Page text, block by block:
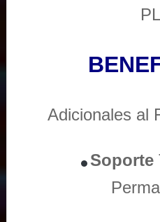
Adicionales al
Soporte